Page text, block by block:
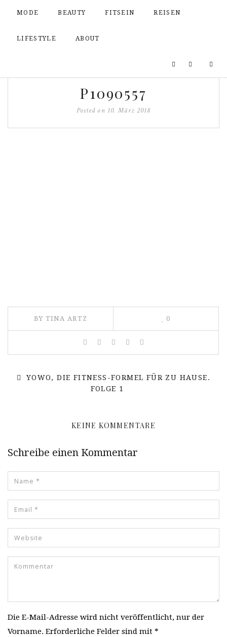
MODE BEAUTY FITSEIN REISEN
LIFESTYLE ABOUT
P1090557
Posted on 10. März 2018
BY TINA ARTZ 0
YOWO, DIE FITNESS-FORMEL FÜR ZU HAUSE.
FOLGE 1
KEINE KOMMENTARE
Schreibe einen Kommentar
Die E-Mail-Adresse wird nicht veröffentlicht, nur der
Vorname. Erforderliche Felder sind mit *